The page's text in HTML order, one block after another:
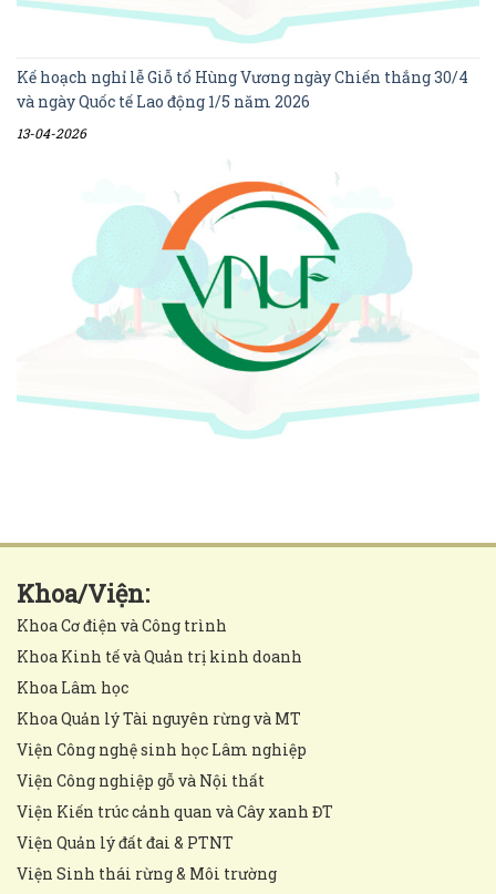
Kế hoạch nghỉ lễ Giỗ tổ Hùng Vương ngày Chiến thắng 30/4
và ngày Quốc tế Lao động 1/5 năm 2026
13-04-2026
Khoa/Viện:
Khoa Cơ điện và Công trình
Khoa Kinh tế và Quản trị kinh doanh
Khoa Lâm học
Khoa Quản lý Tài nguyên rừng và MT
Viện Công nghệ sinh học Lâm nghiệp
Viện Công nghiệp gỗ và Nội thất
Viện Kiến trúc cảnh quan và Cây xanh ĐT
Viện Quản lý đất đai & PTNT
Viện Sinh thái rừng & Môi trường